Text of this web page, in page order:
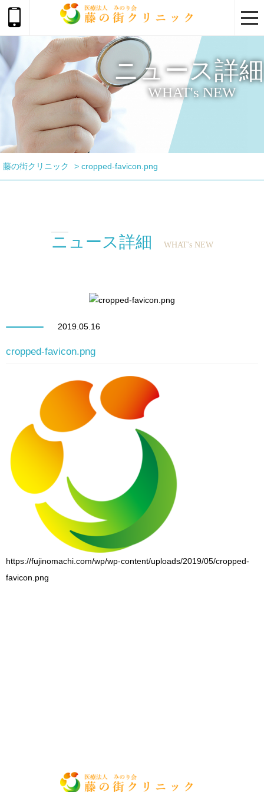
ニュース詳細
WHAT's NEW
藤の街クリニック > cropped-favicon.png
ニュース詳細 WHAT's NEW
2019.05.16
cropped-favicon.png
https://fujinomachi.com/wp/wp-content/uploads/2019/05/cropped-
favicon.png